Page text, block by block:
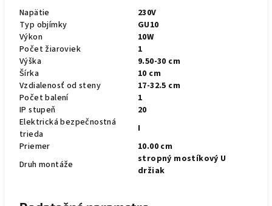
Napätie
230V
Typ objímky
GU10
Výkon
10W
Počet žiaroviek
1
Výška
9.50-30 cm
Šírka
10 cm
Vzdialenosť od steny
17-32.5 cm
Počet balení
1
IP stupeň
20
Elektrická bezpečnostná
trieda
I
Priemer
10.00 cm
Druh montáže
stropný mostíkový U
držiak